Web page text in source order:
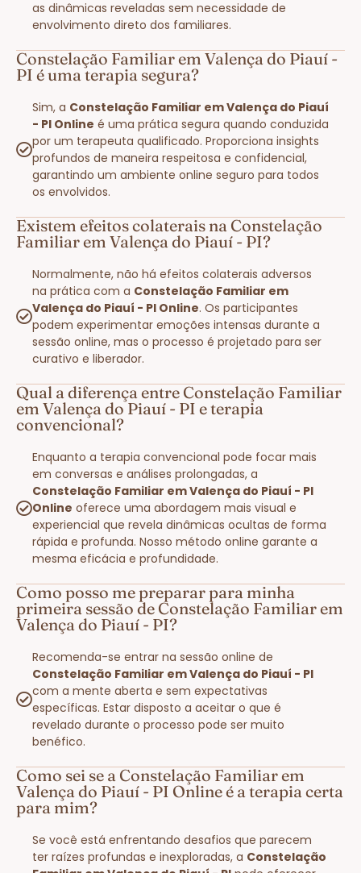
as dinâmicas reveladas sem necessidade de
envolvimento direto dos familiares.
Constelação Familiar em Valença do Piauí -
PI é uma terapia segura?
Sim, a Constelação Familiar em Valença do Piauí
- PI Online é uma prática segura quando conduzida
por um terapeuta qualificado. Proporciona insights
profundos de maneira respeitosa e confidencial,
garantindo um ambiente online seguro para todos
os envolvidos.
Existem efeitos colaterais na Constelação
Familiar em Valença do Piauí - PI?
Normalmente, não há efeitos colaterais adversos
na prática com a Constelação Familiar em
Valença do Piauí - PI Online. Os participantes
podem experimentar emoções intensas durante a
sessão online, mas o processo é projetado para ser
curativo e liberador.
Qual a diferença entre Constelação Familiar
em Valença do Piauí - PI e terapia
convencional?
Enquanto a terapia convencional pode focar mais
em conversas e análises prolongadas, a
Constelação Familiar em Valença do Piauí - PI
Online oferece uma abordagem mais visual e
experiencial que revela dinâmicas ocultas de forma
rápida e profunda. Nosso método online garante a
mesma eficácia e profundidade.
Como posso me preparar para minha
primeira sessão de Constelação Familiar em
Valença do Piauí - PI?
Recomenda-se entrar na sessão online de
Constelação Familiar em Valença do Piauí - PI
com a mente aberta e sem expectativas
específicas. Estar disposto a aceitar o que é
revelado durante o processo pode ser muito
benéfico.
Como sei se a Constelação Familiar em
Valença do Piauí - PI Online é a terapia certa
para mim?
Se você está enfrentando desafios que parecem
ter raízes profundas e inexploradas, a Constelação